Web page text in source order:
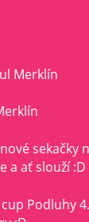
Merklín
sekačky
a ať slouží :D
Podluhy